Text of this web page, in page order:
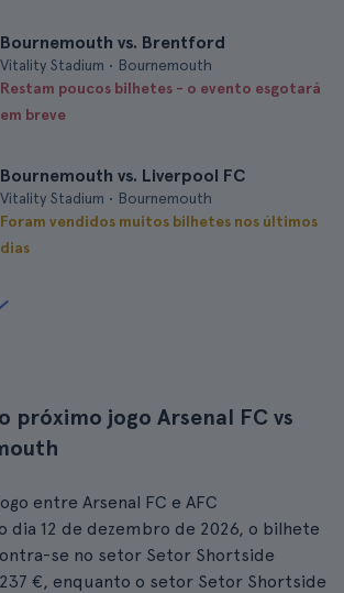
Bournemouth vs. Brentford
Vitality Stadium • Bournemouth
Restam poucos bilhetes - o evento esgotará
em breve
Bournemouth vs. Liverpool FC
Vitality Stadium • Bournemouth
Foram vendidos muitos bilhetes nos últimos
dias
próximo jogo Arsenal FC vs
entre Arsenal FC e AFC
dia 12 de dezembro de 2026, o bilhete
se no setor Setor Shortside
€, enquanto o setor Setor Shortside